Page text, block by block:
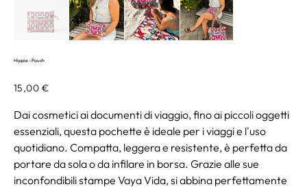
Hippie - Pouch
Prezzo
15,00 €
Dai cosmetici ai documenti di viaggio, fino ai piccoli oggetti
essenziali, questa pochette è ideale per i viaggi e l'uso
quotidiano. Compatta, leggera e resistente, è perfetta da
portare da sola o da infilare in borsa. Grazie alle sue
inconfondibili stampe Vaya Vida, si abbina perfettamente